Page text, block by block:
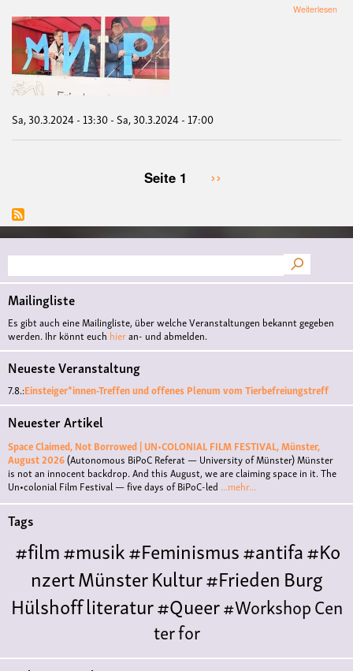
Weiterlesen
Sa, 30.3.2024 - 13:30-Sa, 30.3.2024 - 17:00
Seite 1
Nächste
››
Suche
Mailingliste
Es gibt auch eine Mailingliste, über welche Veranstaltungen bekannt gegeben
werden. Ihr könnt euch hieran- und abmelden.
Neueste Veranstaltung
7.8.:Einsteiger*innen-Treffen und offenes Plenum vom Tierbefreiungstreff
Neuester Artikel
Space Claimed, Not Borrowed | UN•COLONIAL FILM FESTIVAL, Münster,
August 2026(Autonomous BiPoC Referat — University of Münster)Münster
is not an innocent backdrop. And this August, we are claiming space in it. The
Un•colonial Film Festival — five days of BiPoC-led ...mehr...
Tags
#film#musik#Feminismus#antifa#Ko
nzertMünsterKultur#FriedenBurg
Hülshoffliteratur#Queer#WorkshopCen
ter for
LiteraturePolyamoriePolytreff#liveKonzert